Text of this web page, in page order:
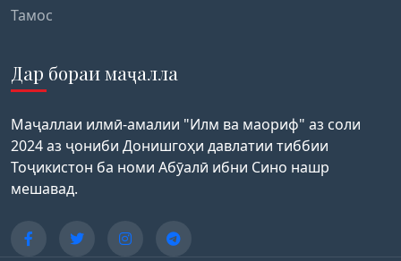
Тамос
Дар бораи маҷалла
Маҷаллаи илмӣ-амалии "Илм ва маориф" аз соли
2024 аз ҷониби Донишгоҳи давлатии тиббии
Тоҷикистон ба номи Абӯалӣ ибни Сино нашр
мешавад.